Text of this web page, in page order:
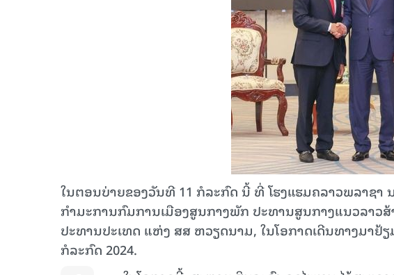
ໃນຕອນບ່າຍຂອງວັນທີ 11 ກໍລະກົດ ນີ້ ທີ່ ໂຮງແຮມຄລາວພລາຊ
ກໍາມະການກົມການເມືອງສູນກາງພັກ ປະທານສູນກາງແນວລາວສ້
ປະທານປະເທດ ແຫ່ງ ສສ ຫວຽດນາມ, ໃນໂອກາດເດີນ​​ທາງມາຢ້
ກໍລະກົດ 2024.